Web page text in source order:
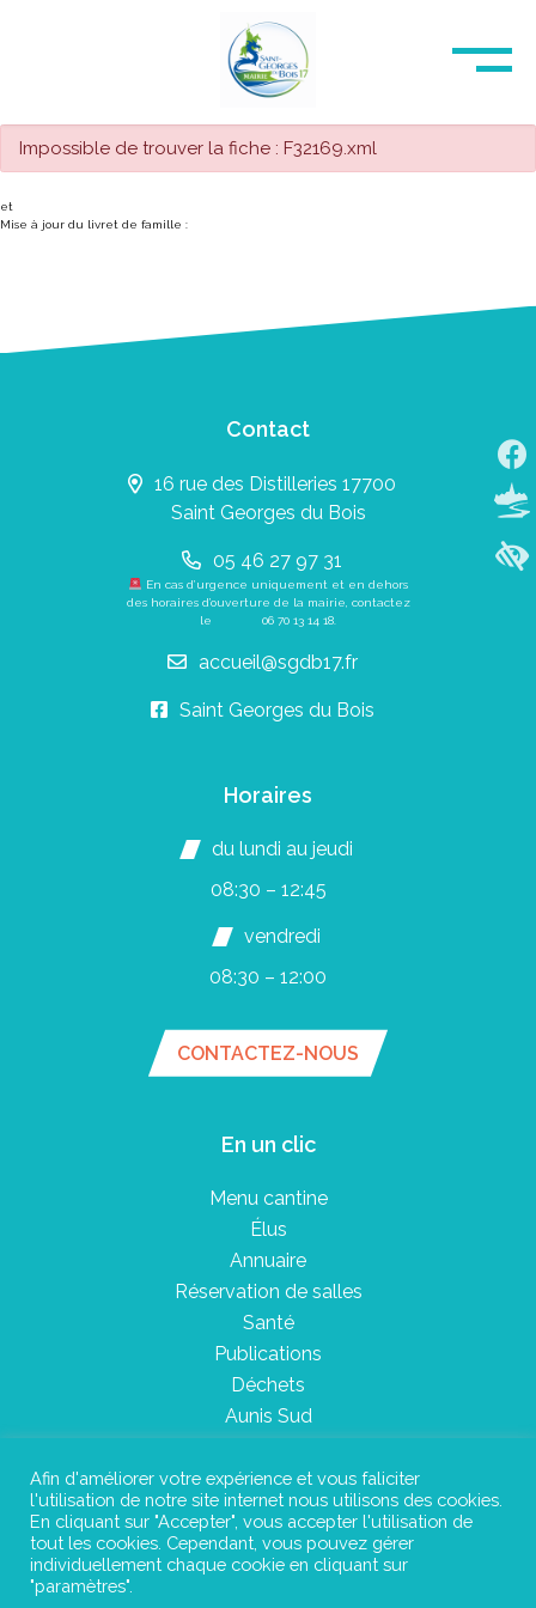
Impossible de trouver la fiche : F32169.xml
et
Mise à jour du livret de famille :
Contact
16 rue des Distilleries 17700
Saint Georges du Bois
05 46 27 97 31
En cas d’urgence uniquement et en dehors
des horaires d’ouverture de la mairie, contactez
le 06 70 13 14 18
accueil@sgdb17.fr
Saint Georges du Bois
Horaires
du lundi au jeudi
08:30 – 12:45
vendredi
08:30 – 12:00
CONTACTEZ-NOUS
En un clic
Menu cantine
Élus
Annuaire
Réservation de salles
Santé
Publications
Déchets
Aunis Sud
Plan du site
Mentions légales
Afin d'améliorer votre expérience et vous faliciter
l'utilisation de notre site internet nous utilisons des cookies.
En cliquant sur "Accepter", vous accepter l'utilisation de
tout les cookies. Cependant, vous pouvez gérer
individuellement chaque cookie en cliquant sur
"paramètres".